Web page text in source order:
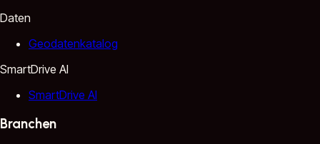
Daten
Geodatenkatalog
SmartDrive AI
SmartDrive AI
Branchen